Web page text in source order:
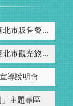
北市淨零自治條例第20條－公告「臺北市販售餐飲不得免費提供一次性餐具之公私場所、品項及收費標準」，並自中華民國114年7月22日生效
北市淨零自治條例第19條－公告「臺北市觀光旅館業及旅館業禁止提供一次性用品之類別」，並自中華民國114年7月22日起生效
導說明會
」主題專區